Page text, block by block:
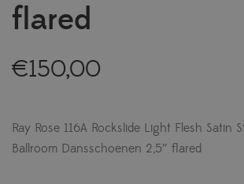
flared
€150,00
Ray Rose 116A Rockslide Light Flesh Satin
Ballroom Dansschoenen 2,5″ flared